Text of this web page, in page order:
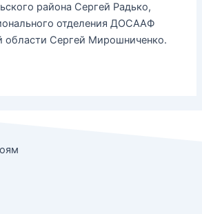
района Сергей Радько,
отделения ДОСААФ
области Сергей Мирошниченко.